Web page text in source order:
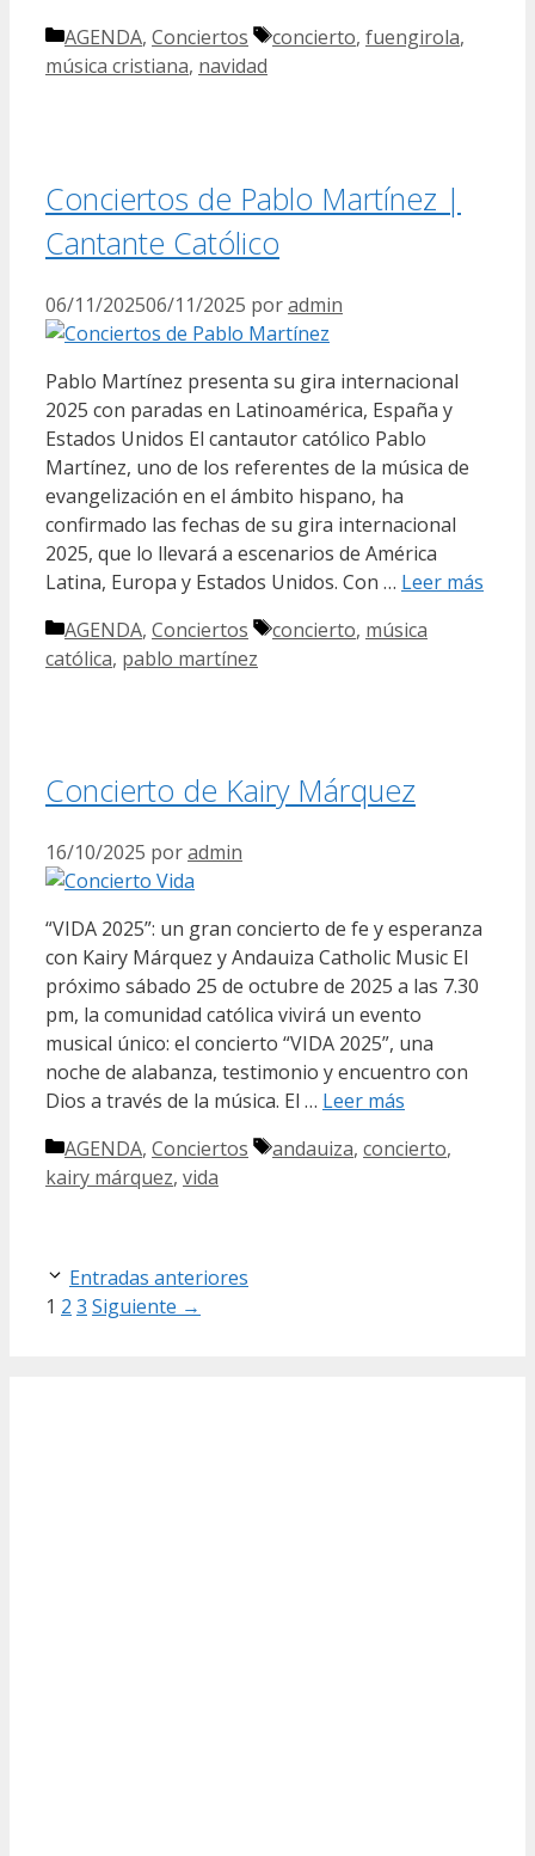
Categorías
AGENDA, Conciertos Etiquetas
concierto, fuengirola,
música cristiana, navidad
Conciertos de Pablo Martínez |
Cantante Católico
06/11/202506/11/2025 poradmin
Pablo Martínez presenta su gira internacional
2025 con paradas en Latinoamérica, España y
Estados Unidos El cantautor católico Pablo
Martínez, uno de los referentes de la música de
evangelización en el ámbito hispano, ha
confirmado las fechas de su gira internacional
2025, que lo llevará a escenarios de América
Latina, Europa y Estados Unidos. Con … Leer más
Categorías
AGENDA, Conciertos Etiquetas
concierto, música
católica, pablo martínez
Concierto de Kairy Márquez
16/10/2025 poradmin
“VIDA 2025”: un gran concierto de fe y esperanza
con Kairy Márquez y Andauiza Catholic Music El
próximo sábado 25 de octubre de 2025 a las 7.30
pm, la comunidad católica vivirá un evento
musical único: el concierto “VIDA 2025”, una
noche de alabanza, testimonio y encuentro con
Dios a través de la música. El … Leer más
Categorías
AGENDA, Conciertos Etiquetas
andauiza, concierto,
kairy márquez, vida
Entradas anteriores
Página
1 Página
2 Página
3 Siguiente →